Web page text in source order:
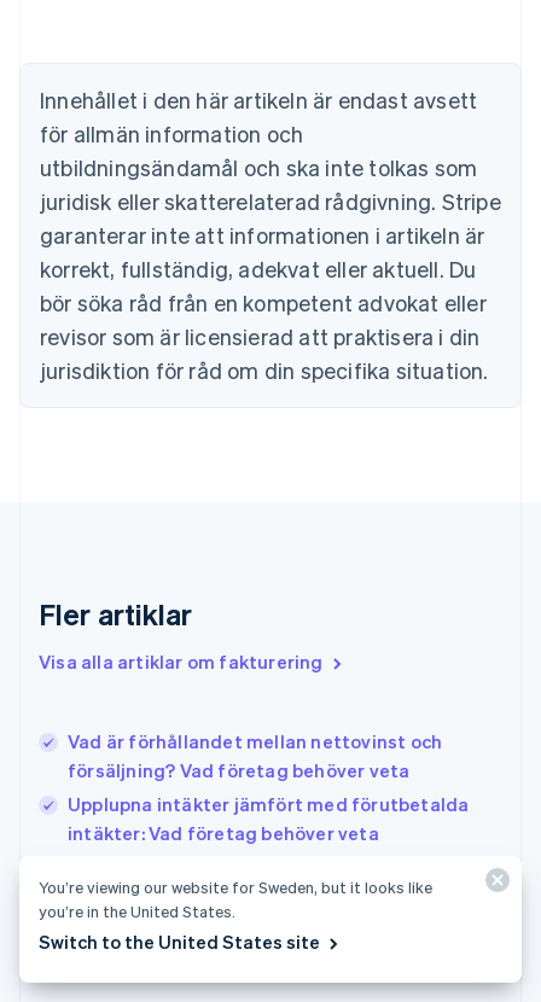
Innehållet i den här artikeln är endast avsett
för allmän information och
utbildningsändamål och ska inte tolkas som
juridisk eller skatterelaterad rådgivning. Stripe
garanterar inte att informationen i artikeln är
korrekt, fullständig, adekvat eller aktuell. Du
bör söka råd från en kompetent advokat eller
revisor som är licensierad att praktisera i din
jurisdiktion för råd om din specifika situation.
Fler artiklar
Visa alla artiklar om fakturering
Vad är förhållandet mellan nettovinst och
försäljning? Vad företag behöver veta
Upplupna intäkter jämfört med förutbetalda
intäkter: Vad företag behöver veta
behöver veta
Bulgarien
Cypern
English
English
Estland
English
Fastlandskina
简体中文English
Finland
Frankrike
FrançaisEnglish
English
English
Japan
日本語English
EnglishFrançais
Kroatien
Lettland
English
Liechtenstein
Litauen
You’re viewing our website for Sweden, but it looks like
you’re in the United States.
Switch to the United States site